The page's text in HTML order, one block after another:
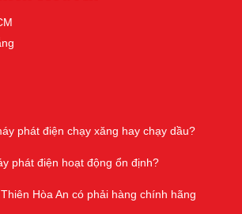
phát điện chạy xăng hay chạy dầu?
phát điện hoạt động ổn định?
Hòa An có phải hàng chính hãng